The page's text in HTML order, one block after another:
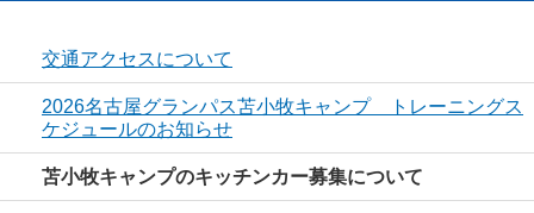
交通アクセスについて
2026名古屋グランパス苫小牧キャンプ トレーニングス
ケジュールのお知らせ
苫小牧キャンプのキッチンカー募集について